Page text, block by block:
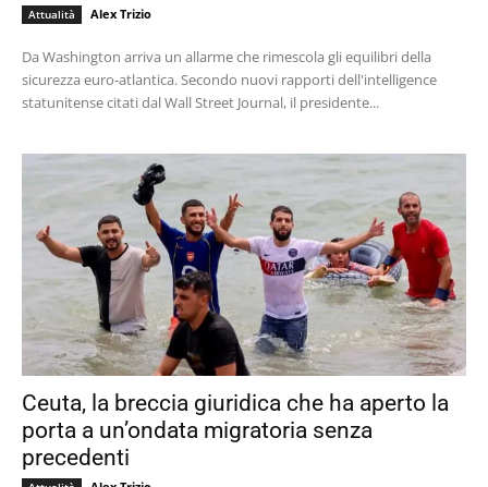
Attualità Alex Trizio
Da Washington arriva un allarme che rimescola gli equilibri della
sicurezza euro-atlantica. Secondo nuovi rapporti dell'intelligence
statunitense citati dal Wall Street Journal, il presidente...
Ceuta, la breccia giuridica che ha aperto la
porta a un’ondata migratoria senza
precedenti